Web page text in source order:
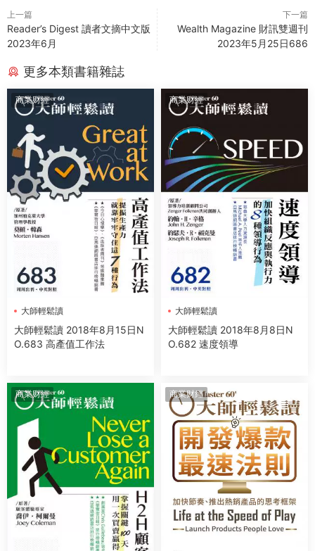
上一篇
Reader’s Digest 讀者文摘中文版
2023年6月
下一篇
Wealth Magazine 財訊雙週刊
2023年5月25日686
更多本類書籍雜誌
商業财經
大師輕鬆讀
大師輕鬆讀 2018年8月15日N
O.683 高產值工作法
商業财經
大師輕鬆讀
大師輕鬆讀 2018年8月8日N
O.682 速度領導
商業财經 商業财經